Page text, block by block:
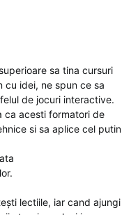
sa tina cursuri
idei, ne spun ce sa
de jocuri interactive.
ca acesti formatori de
si sa aplice cel putin
lectiile, iar cand ajungi